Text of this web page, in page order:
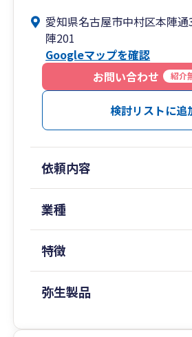
□LINE・チャットワークでの気
□ダイレクト納付の活用による
□資料提出のオンライン化
など、経営者様の“時間の余白”
みを積極的に推進しています。
愛知県名古屋市中村区本陣
陣201
Googleマップを確認
お問い合わせ
紹介
検討リストに追
依頼内容
業種
特徴
弥生製品